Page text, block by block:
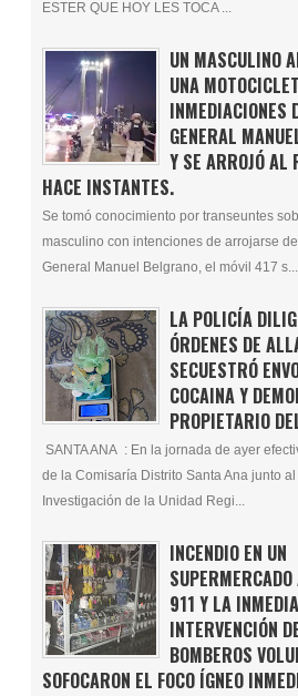
ESTER QUE HOY LES TOCA ...
UN MASCULINO
UNA
INMEDIACIONES
GENERAL
Y SE ARROJÓ AL
HACE INSTANTES.
Se tomó conocimiento por transeuntes
masculino con intenciones de arrojarse
General Manuel Belgrano, el móvil 417 s...
LA POLICÍA
ÓRDENES DE
SECUESTRÓ
COCAINA Y
PROPIETARIO
SANTA ANA : En la jornada de ayer
de la Comisaría Distrito Santa Ana junto al
Investigación de la Unidad Regi...
INCENDIO EN UN
911 Y LA
INTERVENCIÓN
BOMBEROS
SOFOCARON EL FOCO ÍGNEO